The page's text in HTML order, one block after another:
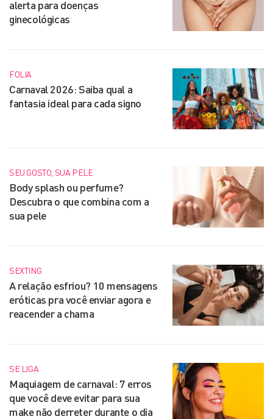
alerta para doenças
ginecológicas
FOLIA
Carnaval 2026: Saiba qual a
fantasia ideal para cada signo
SEU GOSTO, SUA PELE
Body splash ou perfume?
Descubra o que combina com a
sua pele
SEXTING
A relação esfriou? 10 mensagens
eróticas pra você enviar agora e
reacender a chama
SE LIGA
Maquiagem de carnaval: 7 erros
que você deve evitar para sua
make não derreter durante o dia